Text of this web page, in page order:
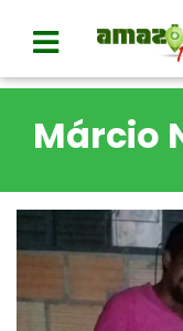
Márcio